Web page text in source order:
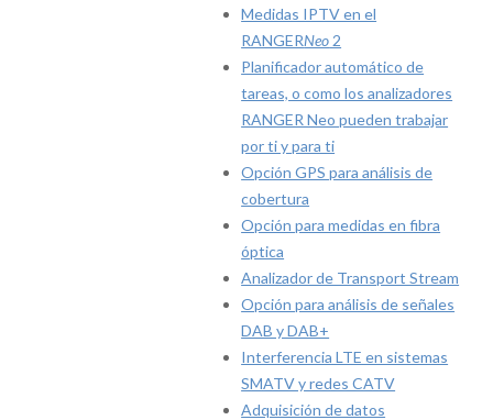
Medidas IPTV en el
RANGERNeo 2
Planificador automático de
tareas, o como los analizadores
RANGER Neo pueden trabajar
por ti y para ti
Opción GPS para análisis de
cobertura
Opción para medidas en fibra
óptica
Analizador de Transport Stream
Opción para análisis de señales
DAB y DAB+
Interferencia LTE en sistemas
SMATV y redes CATV
Adquisición de datos